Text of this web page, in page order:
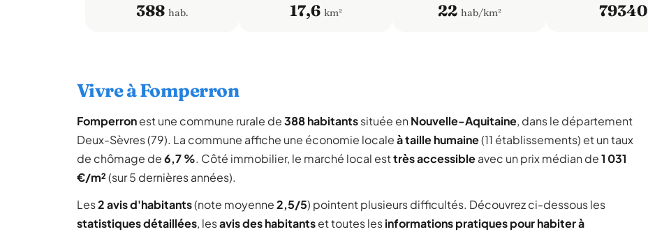
388 hab. 17,6 km² 22 hab/km² 79340
Vivre à Fomperron
Fomperronest une commune rurale de388 habitantssituée en Nouvelle-Aquitaine, dans le département
Deux-Sèvres (79). La commune affiche une économie localeà taille humaine(11 établissements) et un taux
de chômage de6,7 %. Côté immobilier, le marché local esttrès accessibleavec un prix médian de1 031
€/m²(sur 5 dernières années).
Les2 avis d'habitants(note moyenne2,5/5) pointent plusieurs difficultés. Découvrez ci-dessous les
statistiques détaillées, lesavis des habitantset toutes lesinformations pratiques pour habiter à